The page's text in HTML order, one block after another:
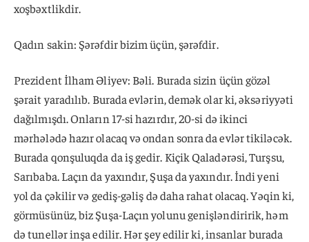
xoşbəxtlikdir.
Qadın sakin: Şərəfdir bizim üçün, şərəfdir.
Prezident İlham Əliyev: Bəli. Burada sizin üçün gözəl
şərait yaradılıb. Burada evlərin, demək olar ki, əksəriyyəti
dağılmışdı. Onların 17-si hazırdır, 20-si də ikinci
mərhələdə hazır olacaq və ondan sonra da evlər tikiləcək.
Burada qonşuluqda da iş gedir. Kiçik Qaladərəsi, Turşsu,
Sarıbaba. Laçın da yaxındır, Şuşa da yaxındır. İndi yeni
yol da çəkilir və gediş-gəliş də daha rahat olacaq. Yəqin ki,
görmüsünüz, biz Şuşa-Laçın yolunu genişləndiririk, həm
də tunellər inşa edilir. Hər şey edilir ki, insanlar burada